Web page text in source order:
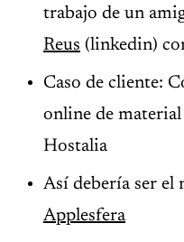
trabajo de un
Reus (linkedin)
Caso de cliente:
online de
Hostalia
Así debería ser el
Applesfera